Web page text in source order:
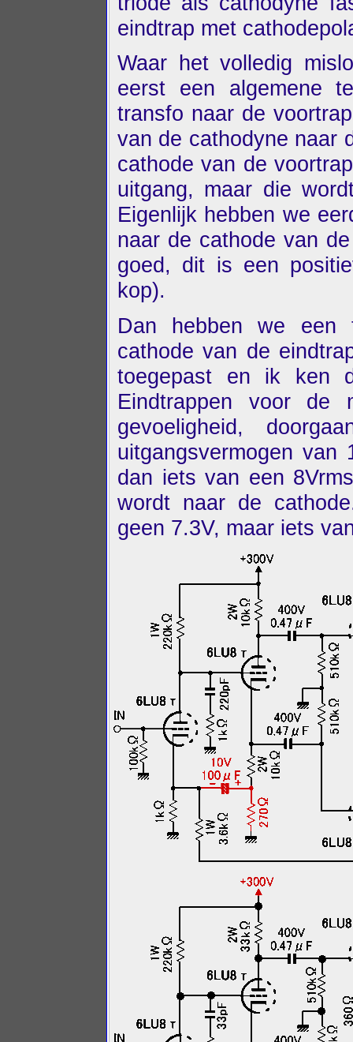
eindtrap met
Waar het volledig
eerst een algemene
transfo naar de
van de cathodyne naar
cathode van de
uitgang, maar die
Eigenlijk hebben we
naar de cathode van
goed, dit is een
kop).
Dan hebben we een
cathode van de
toegepast en ik ken
Eindtrappen voor de
gevoeligheid,
uitgangsvermogen van
dan iets van een
wordt naar de
geen 7.3V, maar iets